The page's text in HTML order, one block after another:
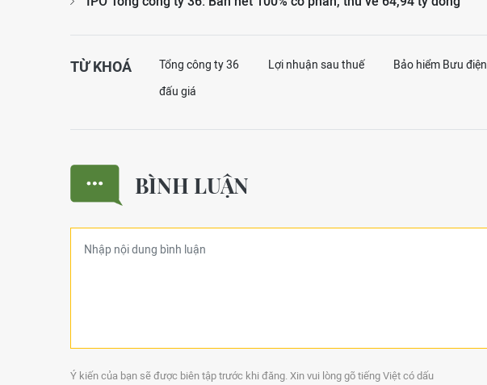
TỪ KHOÁ Tổng công ty 36 Lợi nhuận sau thuế Bảo hiểm Bưu điện
đấu giá
BÌNH LUẬN
Ý kiến của bạn sẽ được biên tập trước khi đăng. Xin vui lòng gõ tiếng Việt có dấu